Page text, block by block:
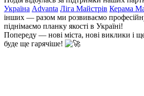
Україна Advanta Ліга Майстрів Керама
інших — разом ми розвиваємо
піднімаємо планку якості в Україні!
Попереду — нові міста, нові виклики і
буде ще гарячіше!